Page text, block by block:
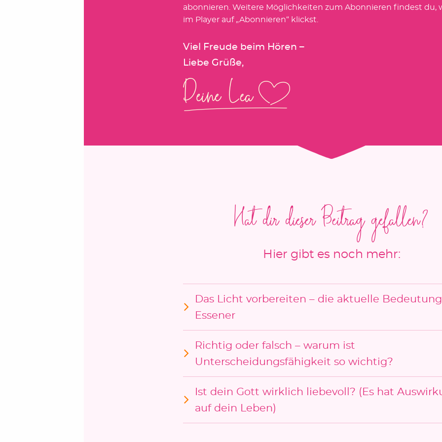
abonnieren. Weitere Möglichkeiten zum Abonnieren findest du,
im Player auf „Abonnieren“ klickst.
Viel Freude beim Hören –
Liebe Grüße,
Hat dir dieser Beitrag gefallen?
Hier gibt es noch mehr:
Das Licht vorbereiten – die aktuelle
Essener
Richtig oder falsch – warum ist
Unterscheidungsfähigkeit so wichtig?
Ist dein Gott wirklich liebevoll? (Es hat
auf dein Leben)